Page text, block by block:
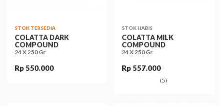
STOK TERSEDIA
COLATTA DARK
COMPOUND
24 X 250 Gr
Rp 550.000
STOK HABIS
COLATTA MILK
COMPOUND
24 X 250 Gr
Rp 557.000
(5)